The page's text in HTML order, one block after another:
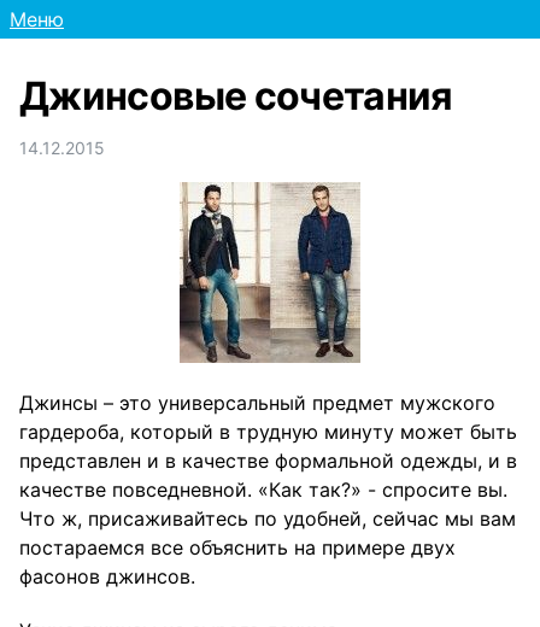
Меню
Джинсовые сочетания
14.12.2015
Джинсы – это универсальный предмет мужского
гардероба, который в трудную минуту может быть
представлен и в качестве формальной одежды, и в
качестве повседневной. «Как так?» - спросите вы.
Что ж, присаживайтесь по удобней, сейчас мы вам
постараемся все объяснить на примере двух
фасонов джинсов.